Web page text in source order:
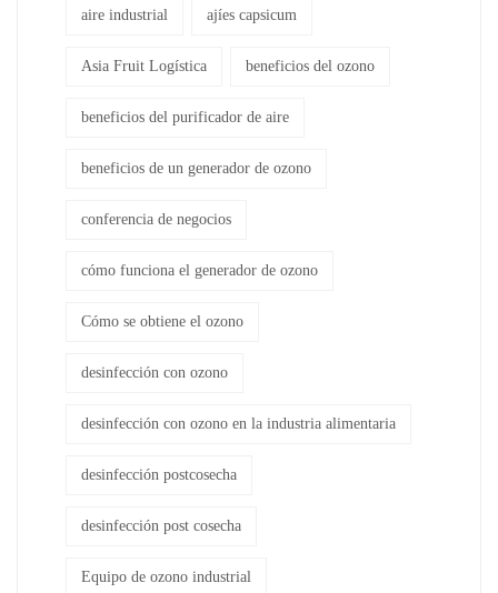
aire industrial ajíes capsicum
Asia Fruit Logística beneficios del ozono
beneficios del purificador de aire
beneficios de un generador de ozono
conferencia de negocios
cómo funciona el generador de ozono
Cómo se obtiene el ozono
desinfección con ozono
desinfección con ozono en la industria alimentaria
desinfección postcosecha
desinfección post cosecha
Equipo de ozono industrial